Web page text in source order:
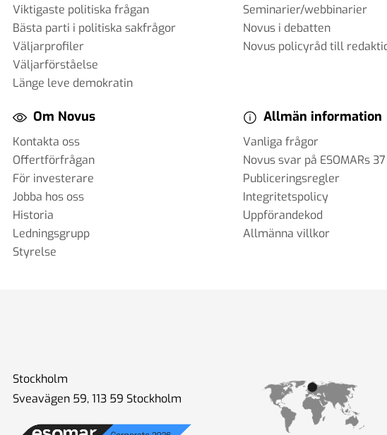
Viktigaste politiska frågan
Bästa parti i politiska sakfrågor
Väljarprofiler
Väljarförståelse
Länge leve demokratin
Seminarier/webbinarier
Novus i debatten
Novus policyråd till
Om Novus
Kontakta oss
Offertförfrågan
För investerare
Jobba hos oss
Historia
Ledningsgrupp
Styrelse
Allmän information
Vanliga frågor
Novus svar på ESOMARs
Publiceringsregler
Integritetspolicy
Uppförandekod
Allmänna villkor
Stockholm
Sveavägen 59, 113 59 Stockholm